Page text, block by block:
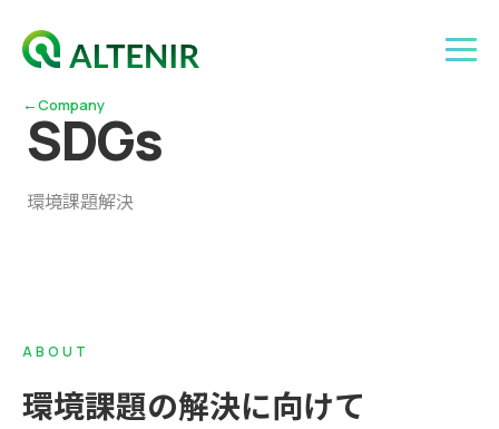
←Company
SDGs
環境課題解決
ABOUT
環境課題の解決に向けて